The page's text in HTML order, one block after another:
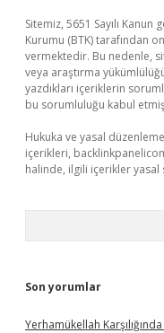
Sitemiz, 5651 Sayılı
Kurumu (BTK) tarafından
vermektedir. Bu nedenle,
veya araştırma
yazdıkları içeriklerin
bu sorumluluğu kabul etmiş
Hukuka ve yasal
içerikleri,
halinde, ilgili içerikler yasal
Son yorumlar
Yerhamükellah